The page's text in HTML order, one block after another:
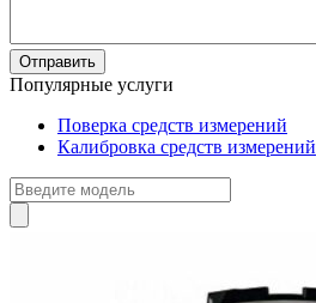
Популярные услуги
Поверка средств измерений
Калибровка средств измерений